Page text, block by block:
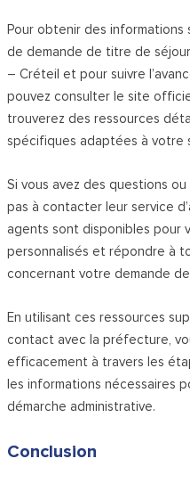
Pour obtenir des informations
de demande de titre de
– Créteil et pour suivre
pouvez consulter le site
trouverez des ressources
spécifiques adaptées à votre
Si vous avez des questions ou
pas à contacter leur service
agents sont disponibles pour
personnalisés et répondre à
concernant votre demande
En utilisant ces ressources
contact avec la préfecture,
efficacement à travers les
les informations nécessaires
démarche administrative.
Conclusion